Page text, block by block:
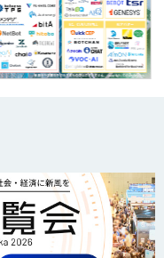
｜Gravio – 画像認識
ブレコーダー「ナウ